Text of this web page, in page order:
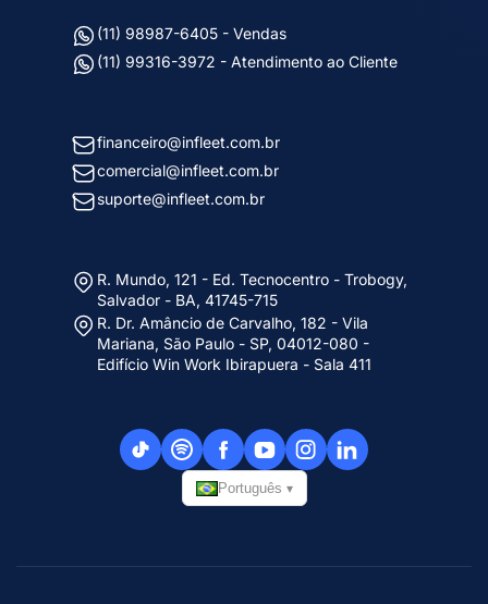
(11) 98987-6405 - Vendas
(11) 99316-3972 - Atendimento ao Cliente
financeiro@infleet.com.br
comercial@infleet.com.br
suporte@infleet.com.br
R. Mundo, 121 - Ed. Tecnocentro - Trobogy,
Salvador - BA, 41745-715
R. Dr. Amâncio de Carvalho, 182 - Vila
Mariana, São Paulo - SP, 04012-080 -
Edifício Win Work Ibirapuera - Sala 411
Português ▾